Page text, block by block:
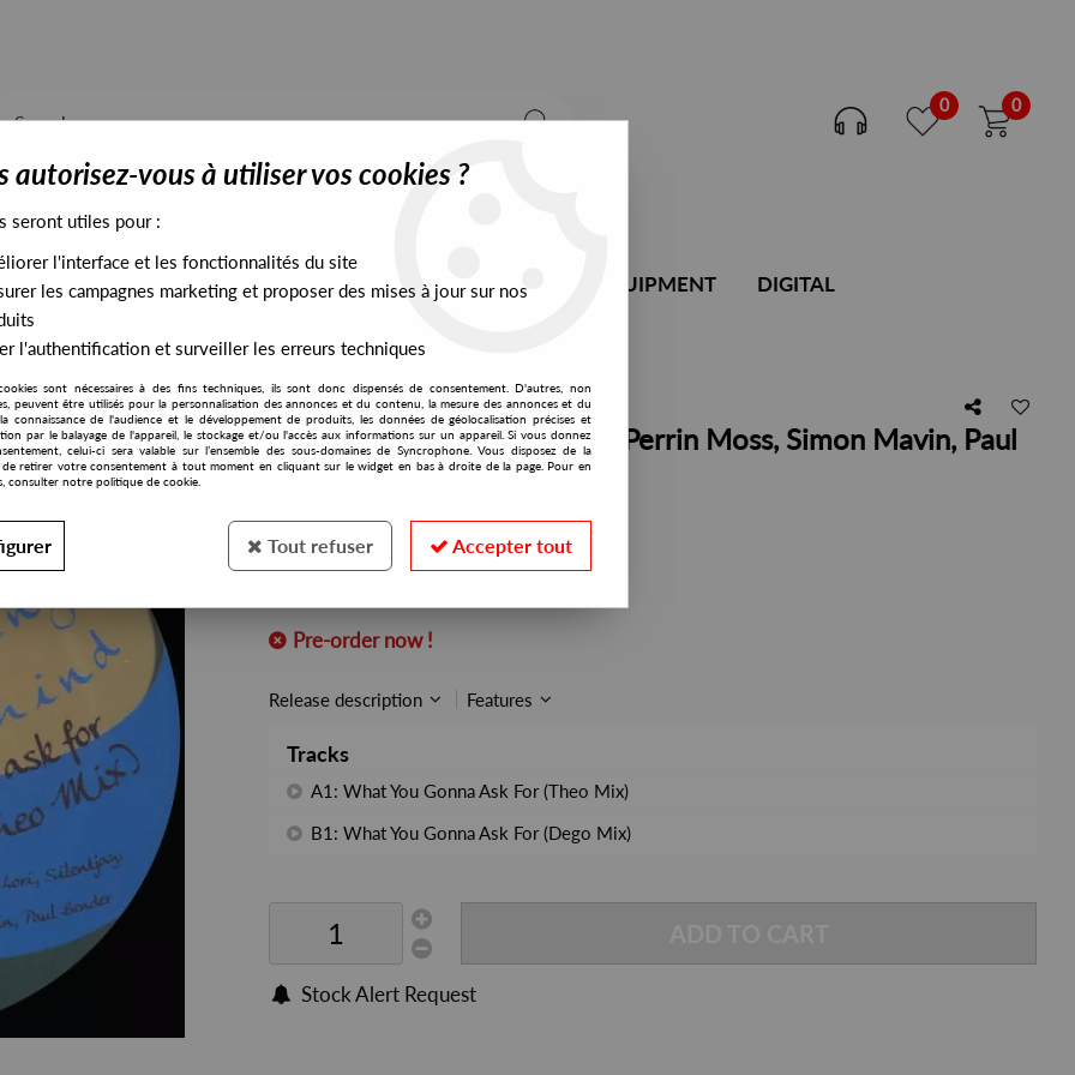
0 0
STOCK EXCLUSIVES PRESALES EXCLUSIVES DJ EQUIPMENT DIGITAL
Moss, Simon Mavin, Paul Bender ‎- What You Gonna Ask For
Sound Signature
Theo Parrish, Lori, Silentjay, Perrin Moss, Simon Mavin, Paul
Bender ‎
16,00 € incl. taxes
Pre-order now !
Release description Features
Tracks
A1: What You Gonna Ask For (Theo Mix)
B1: What You Gonna Ask For (Dego Mix)
Stock Alert Request
autorisez-vous à utiliser vos cookies ?
seront utiles pour :
l'interface et les fonctionnalités du site
les campagnes marketing et proposer des mises à jour sur nos
l'authentification et surveiller les erreurs techniques
sont nécessaires à des fins techniques, ils sont donc dispensés de consentement. D'autres, non
peuvent être utilisés pour la personnalisation des annonces et du contenu, la mesure des annonces et du
connaissance de l'audience et le développement de produits, les données de géolocalisation précises et
par le balayage de l'appareil, le stockage et/ou l'accès aux informations sur un appareil. Si vous donnez
celui-ci sera valable sur l’ensemble des sous-domaines de Syncrophone. Vous disposez de la
de retirer votre consentement à tout moment en cliquant sur le widget en bas à droite de la page. Pour en
consulter notre politique de cookie.
Tout refuser Accepter tout